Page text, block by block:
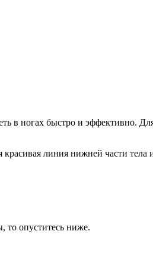
в ногах быстро и эффективно.
линия нижней части тела
то опуститесь ниже.